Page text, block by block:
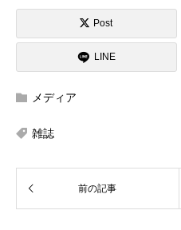
Post
LINE
メディア
雑誌